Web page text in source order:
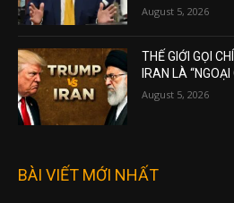
August 5, 2026
THẾ GIỚI GỌI
IRAN LÀ
August 5, 2026
BÀI VIẾT MỚI NHẤT